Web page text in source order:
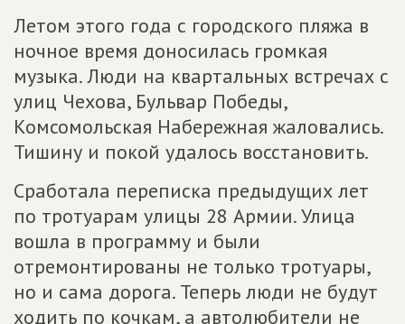
Летом этого года с городского пляжа в
ночное время доносилась громкая
музыка. Люди на квартальных встречах с
улиц Чехова, Бульвар Победы,
Комсомольская Набережная жаловались.
Тишину и покой удалось восстановить.
Сработала переписка предыдущих лет
по тротуарам улицы 28 Армии. Улица
вошла в программу и были
отремонтированы не только тротуары,
но и сама дорога. Теперь люди не будут
ходить по кочкам, а автолюбители не